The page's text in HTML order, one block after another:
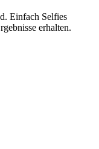
Einfach Selfies
erhalten.